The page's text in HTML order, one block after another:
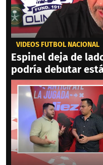
VIDEOS FÚTBOL NACIONAL
Espinel deja de
podría debutar